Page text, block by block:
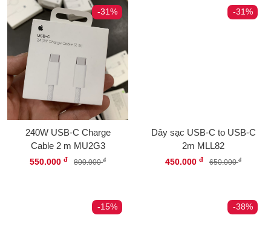
-31%
240W USB-C Charge
Cable 2 m MU2G3
550.000 đ 800.000đ
-31%
Dây sạc USB-C to USB-C
2m MLL82
450.000 đ 650.000đ
-15% -38%